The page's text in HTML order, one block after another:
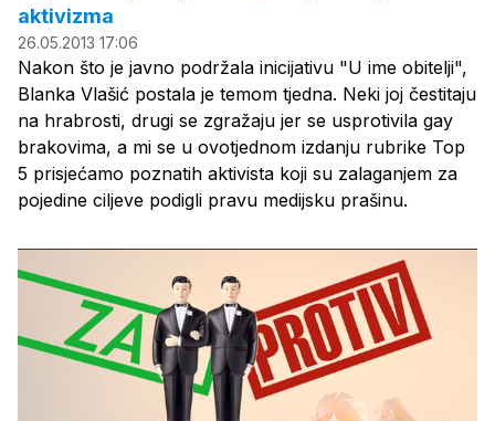
aktivizma
26.05.2013 17:06
Nakon što je javno podržala inicijativu "U ime obitelji",
Blanka Vlašić postala je temom tjedna. Neki joj čestitaju
na hrabrosti, drugi se zgražaju jer se usprotivila gay
brakovima, a mi se u ovotjednom izdanju rubrike Top
5 prisjećamo poznatih aktivista koji su zalaganjem za
pojedine ciljeve podigli pravu medijsku prašinu.